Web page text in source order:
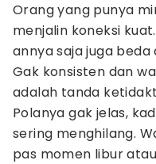
Orang yang punya
menjalin koneksi
annya saja juga
Gak konsisten dan
adalah tanda
Polanya gak jelas,
sering menghilang.
pas momen libur